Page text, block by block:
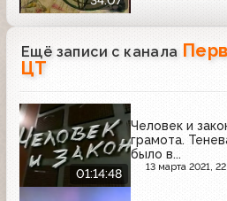
Ещё записи с канала
ЦТ
01:14:48
Человек и
грамота.
было в...
13 марта 2021,